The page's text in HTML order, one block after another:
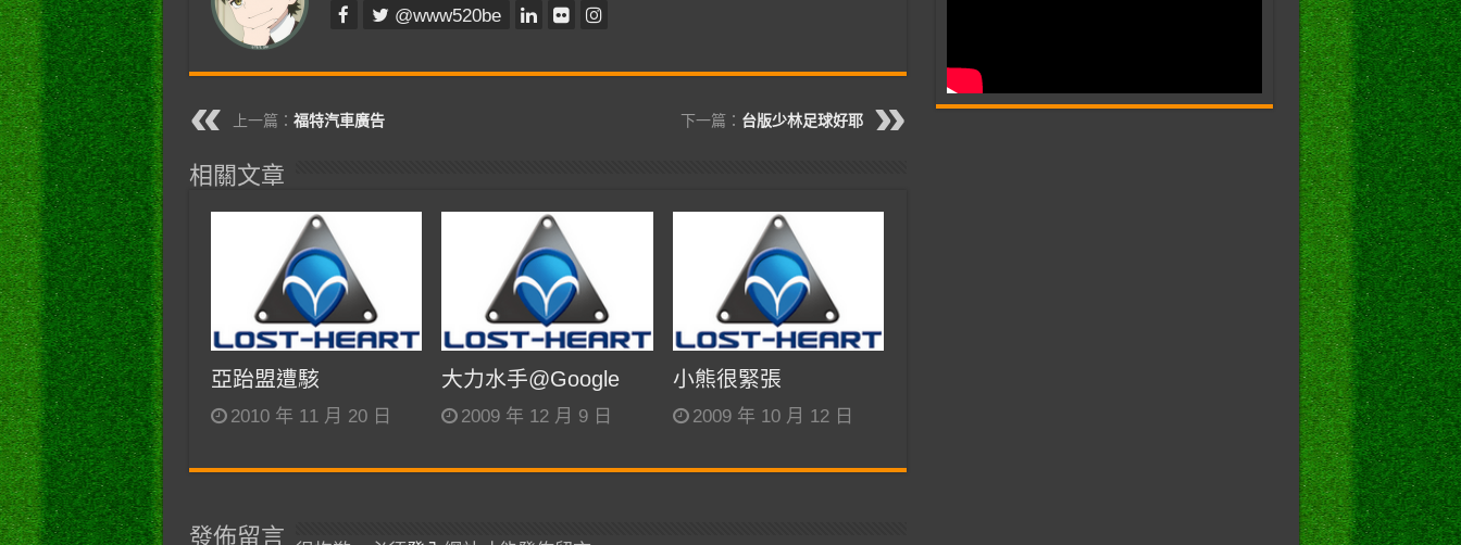
@www520be
上一篇： 福特汽車廣告 下一篇： 台版少林足球好耶
相關文章
亞跆盟遭駭
2010 年 11 月 20 日
大力水手@Google
2009 年 12 月 9 日
小熊很緊張
2009 年 10 月 12 日
發佈留言